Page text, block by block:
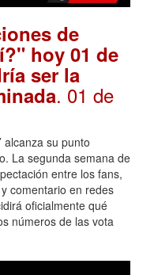
de
hoy 01 de
ser la
. 01 de
alcanza su punto
La segunda semana de
entre los fans,
comentario en redes
oficialmente qué
números de las vota